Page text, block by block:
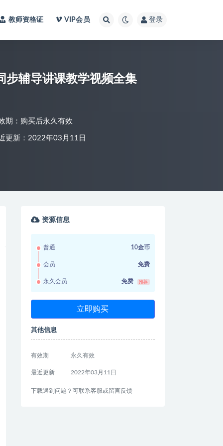
教师资格证 VIP会员 登录
步辅导讲课教学视频全集
期：购买后永久有效
更新：2022年03月11日
资源信息
普通 10金币
会员 免费
永久会员 免费 推荐
立即购买
其他信息
有效期 永久有效
最近更新 2022年03月11日
下载遇到问题？可联系客服或留言反馈